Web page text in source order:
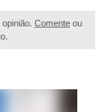
Comenteou